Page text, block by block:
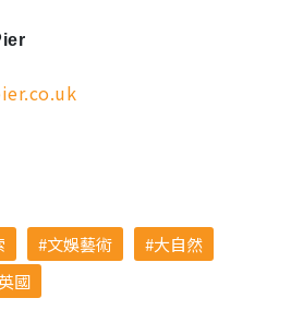
文娛藝術
大自然
國